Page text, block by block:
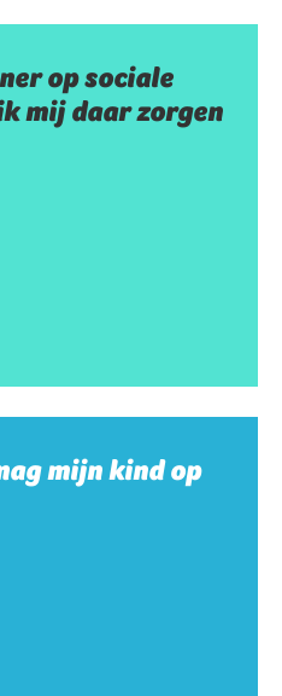
op sociale
mij daar zorgen
mijn kind op